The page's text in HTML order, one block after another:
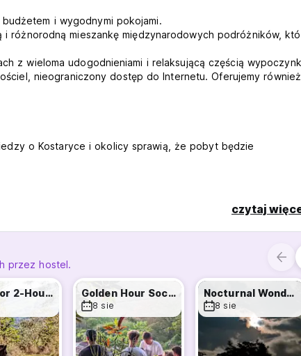
i wygodnymi pokojami.
różnorodną mieszankę międzynarodowych podróżników,
z wieloma udogodnieniami i relaksującą częścią
nieograniczony dostęp do Internetu. Oferujemy również
o Kostaryce i okolicy sprawią, że pobyt będzie
czytaj
przez hostel.
Sunset or 2-Hour Scenic Ride Golden Hour Social
8 sie
Nocturnal Wonders Walk
8 sie